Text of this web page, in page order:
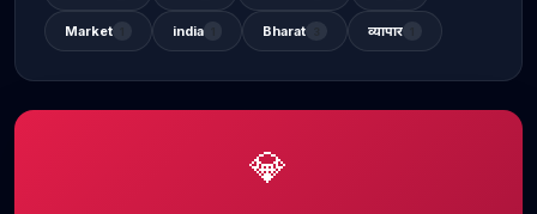
Market india Bharat व्यापार
💎